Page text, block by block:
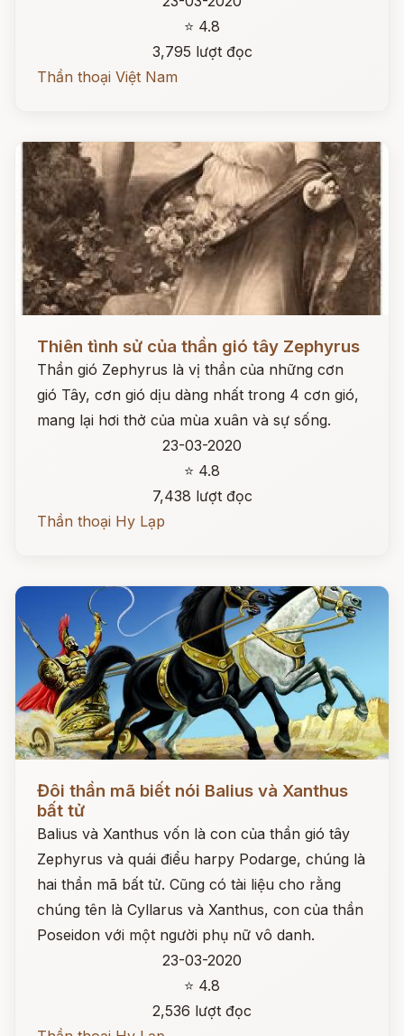
⭐ 4.8
3,795 lượt đọc
Thần thoại Việt Nam
Thiên tình sử của thần gió tây Zephyrus
Thần gió Zephyrus là vị thần của những cơn
gió Tây, cơn gió dịu dàng nhất trong 4 cơn gió,
mang lại hơi thở của mùa xuân và sự sống.
23-03-2020
⭐ 4.8
7,438 lượt đọc
Thần thoại Hy Lạp
Đôi thần mã biết nói Balius và Xanthus
bất tử
Balius và Xanthus vốn là con của thần gió tây
Zephyrus và quái điểu harpy Podarge, chúng là
hai thần mã bất tử. Cũng có tài liệu cho rằng
chúng tên là Cyllarus và Xanthus, con của thần
Poseidon với một người phụ nữ vô danh.
23-03-2020
⭐ 4.8
2,536 lượt đọc